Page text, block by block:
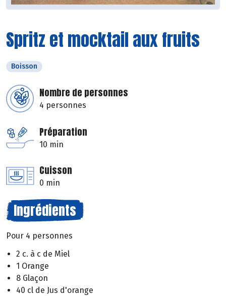
Spritz et mocktail aux fruits
Boisson
Nombre de personnes
4 personnes
Préparation
10 min
Cuisson
0 min
Ingrédients
Pour 4 personnes
2 c. à c de Miel
1 Orange
8 Glaçon
40 cl de Jus d'orange